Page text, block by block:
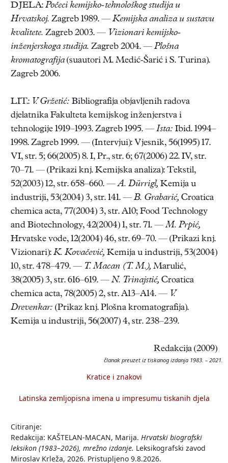
DJELA: Počeci kemijsko-tehnološkog studija u
Hrvatskoj. Zagreb 1989. — Kemijska analiza u sustavu
kvalitete. Zagreb 2003. — Vizionari kemijsko-
inženjerskoga studija. Zagreb 2004. — Plošna
kromatografija(suautori M. Medić-Šarić i S. Turina).
Zagreb 2006.
LIT.: V. Gržetić: Bibliografija objavljenih radova
djelatnika Fakulteta kemijskog inženjerstva i
tehnologije 1919–1993. Zagreb 1995. — Ista: Ibid. 1994–
1998. Zagreb 1999. — (Intervjui): Vjesnik, 56(1995) 17.
VI, str. 5; 66(2005) 8. I, Pr., str. 6; 67(2006) 22. IV, str.
70–71. — (Prikazi knj. Kemijska analiza): Tekstil,
52(2003) 12, str. 658–660. —A. Dürrigl, Kemija u
industriji, 53(2004) 3, str. 141. — B. Grabarić, Croatica
chemica acta, 77(2004) 3, str. A10; Food Technology
and Biotechnology, 42(2004) 1, str. 71. —M. Prpić,
Hrvatske vode, 12(2004) 46, str. 69–70. — (Prikazi knj.
Vizionari): K. Kovačević, Kemija u industriji, 53(2004)
10, str. 478–479. — T. Macan (T. M.), Marulić,
38(2005) 3, str. 616–619. — N. Trinajstić, Croatica
chemica acta, 78(2005) 2, str. A13–A14. — V.
Drevenkar: (Prikaz knj. Plošna kromatografija).
Kemija u industriji, 56(2007) 4, str. 238–239.
Redakcija (2009)
članak preuzet iz tiskanog izdanja 1983. – 2021.
Kratice i znakovi
Latinska zemljopisna imena u impresumu tiskanih djela
Citiranje:
Redakcija: KAŠTELAN-MACAN, Marija. Hrvatski biografski
leksikon (1983–2026), mrežno izdanje. Leksikografski zavod
Miroslav Krleža, 2026. Pristupljeno 9.8.2026.